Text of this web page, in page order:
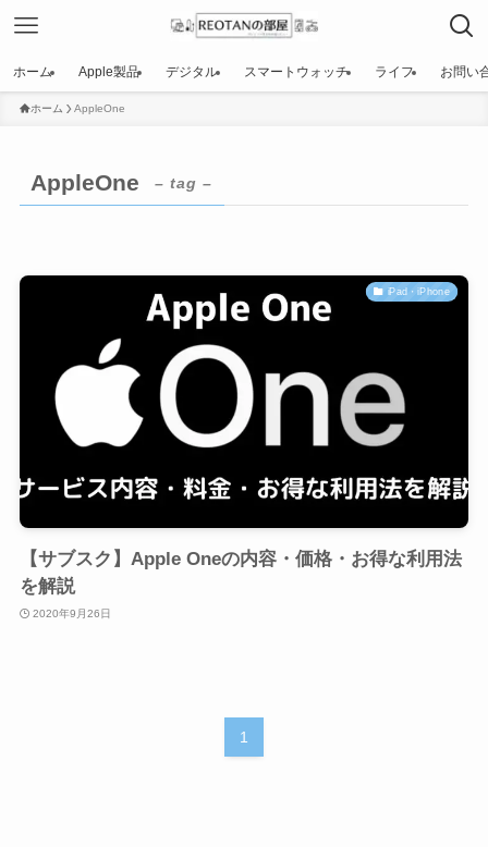
ホーム Apple製品 デジタル スマートウォッチ ライフ お問い
ホーム AppleOne
AppleOne – tag –
iPad・iPhone
【サブスク】Apple Oneの内容・価格・お得な利用法
を解説
2020年9月26日
1